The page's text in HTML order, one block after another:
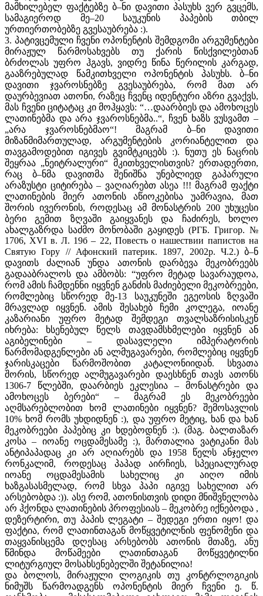
მამხილებელ ფაქტებზე ბ–ნი დავითი პასუხს ვერ გვცემს,
სამაგიეროდ მე–20 საუკუნის პაპების თბილ
ურთიერთობებზე გვესაუბრება :).
3. პატივცემული ჩვენი ოპონენტის შემდგომი არგუმენტები
მირაჟულ წარმოსახვებს თუ ქარის წისქვილებთან
ბრძოლას უფრო ჰგავს, ვიდრე წინა წერილის კარგად,
გააზრებულად წამკითხველი ოპონენტის პასუხს. ბ–ნი
დავითი ჯვაროსნებზე გვესაუბრება, რომ მათ არ
დაურბევიათ ათონი, რაზეც ჩვენც იდენტური აზრი გვაქვს,
მას ჩვენი ციტატაც კი მოჰყავს: “…დაარბიეს და ამოხოცეს
ლათინებმა და არა ჯვაროსნებმა..“, ჩვენ ხაზს ვუსვამთ –
„არა ჯვაროსნებმაო“! მაგრამ ბ–ნი დავითი
მიზანმიმართულად, არგუმენტების კორიანტელით და
თავგამოდებით იგივეს გვიმტკიცებს :). ნუთუ ეს ნაცრის
შეყრაა „ნეიტრალური“ მკითხველისთვის? ერთადერთი,
რაც ბ–ნმა დავითმა შენიშნა უნებლიედ გაპარული
არაზუსტი ციტირება – ვაღიარებთ ასეა !!! მაგრამ ფაქტი
ლათინების მიერ ათონის აწიოკებისა უამრავია, მათ
შორის ივერონის, როდესაც ამ მონასტრის 200 უხუცესი
ბერი გემით ზღვაში გაიყვანეს და ჩაძირეს, ხოლო
ახალგაზრდა საძმო მონობაში გაყიდეს (РГБ. Григор. №
1706, ХVI в. Л. 19б – 22, Повесть о нашествии папистов на
Святую Гору // Афонский патерик. 1897, 2002р. Ч.2.) ბ–ნ
დავითს ძალიან უნდა ათონის დარბევა მეკობრეებს
გადააბრალოს და ამბობს: “უფრო მეტად სავარაუდოა,
რომ ამის ჩამდენნი იყვნენ განძის მაძიებელი მეკობრეები,
რომლებიც სწორედ მე-13 საუკუნეში ეგეოსის ზღვაში
მრავლად იყვნენ. ამის შესახებ ჩემი კოლეგა, იოანე
კაზარიანი უფრო მეტად შემდეგი თვალსაზრისისკენ
იხრება: ხსენებულ წელს თავდამსხმელები იყვნენ ან
აგიბელინები – დასავლელი იმპერატორის
წარმომადგენლები ან ალმუგავარები, რომლებიც იყვნენ
ჯარისკაცები წარმოშობით კატალონიიდან. სხვათა
შორის, სწორედ ალმუგავარები დაესხნენ თავს ათონს
1306-7 წლებში, დაარბიეს ეკლესია – მონასტრები და
ამოხოცეს ბერები“ – მაგრამ ეს მეკობრეები
აღმსარებლობით ხომ ლათინები იყვნენ? შემოსავლის
10% ხომ რომს უხდიდნენ :), და უფრო მეტიც, ხან და ხან
მეკობრეები პაპებიც კი ხდებოდნენ :). (მაგ. ბალთაზარ
კოსა – იოანე ოცდამესამე :), მართალია ვატიკანი მას
ანტიპაპადაც კი არ აღიარებს და 1958 წელს ანჯელო
რონკალიმ, როდესაც პაპად აირჩიეს, სპეციალურად
იოანე ოცდამესამის სახელიც კი აიღო იმის
ხაზგასასმელად, რომ სხვა პაპი იგივე სახელით არ
არსებობდა :)). ასე რომ, ათონისთვის დიდი მნიშვნელობა
არ ჰქონდა ლათინების პროფესიას – მეკობრე იქნებოდა ,
დეზერტირი, თუ პაპის ლეგატი – შედეგი ერთი იყო! და
ფაქტია, რომ ლათინთაგან მოწყვეტილნის ფენომენი და
თაყვანისცემა დღესაც არსებობს ათონის მთაზე, ანუ
წმინდა მოწამეები ლათინთაგან მოწყვეტილნი
ლიტურგიულ მოსახსენებელში შეტანილია!
და ბოლოს, მირაჟული ლოგიკის თუ კონტრლოგიკის
ნიმუშს წარმოადგენს ოპონენტის მიერ ჩვენი ე. წ.